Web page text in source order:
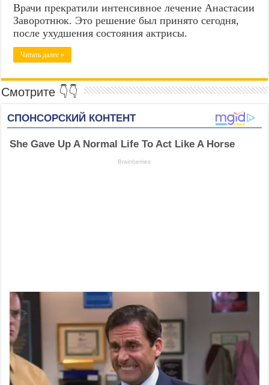
Врачи прекратили интенсивное лечение Анастасии
Заворотнюк. Это решение был принято сегодня,
после ухудшения состояния актрисы.
Читать далее »
Смотрите 👇👇